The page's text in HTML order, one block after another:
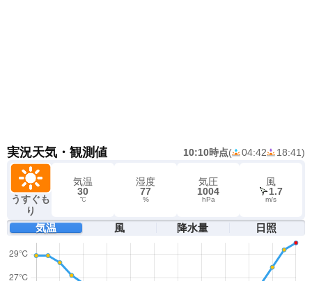
実況天気・観測値 10:10時点( 04:42 18:41)
うすぐも
り
気温
30
℃
湿度
77
%
気圧
1004
hPa
風
1.7
m/s
気温 風 降水量 日照